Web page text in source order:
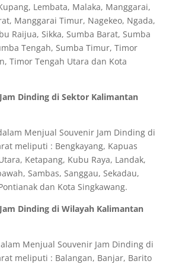
Lembata, Malaka, Manggarai,
Manggarai Timur, Nagekeo, Ngada,
Raijua, Sikka, Sumba Barat, Sumba
Tengah, Sumba Timur, Timor
Timor Tengah Utara dan Kota
Dinding di Sektor Kalimantan
Menjual Souvenir Jam Dinding di
meliputi : Bengkayang, Kapuas
Ketapang, Kubu Raya, Landak,
Sambas, Sanggau, Sekadau,
dan Kota Singkawang.
Dinding di Wilayah Kalimantan
Menjual Souvenir Jam Dinding di
meliputi : Balangan, Banjar, Barito